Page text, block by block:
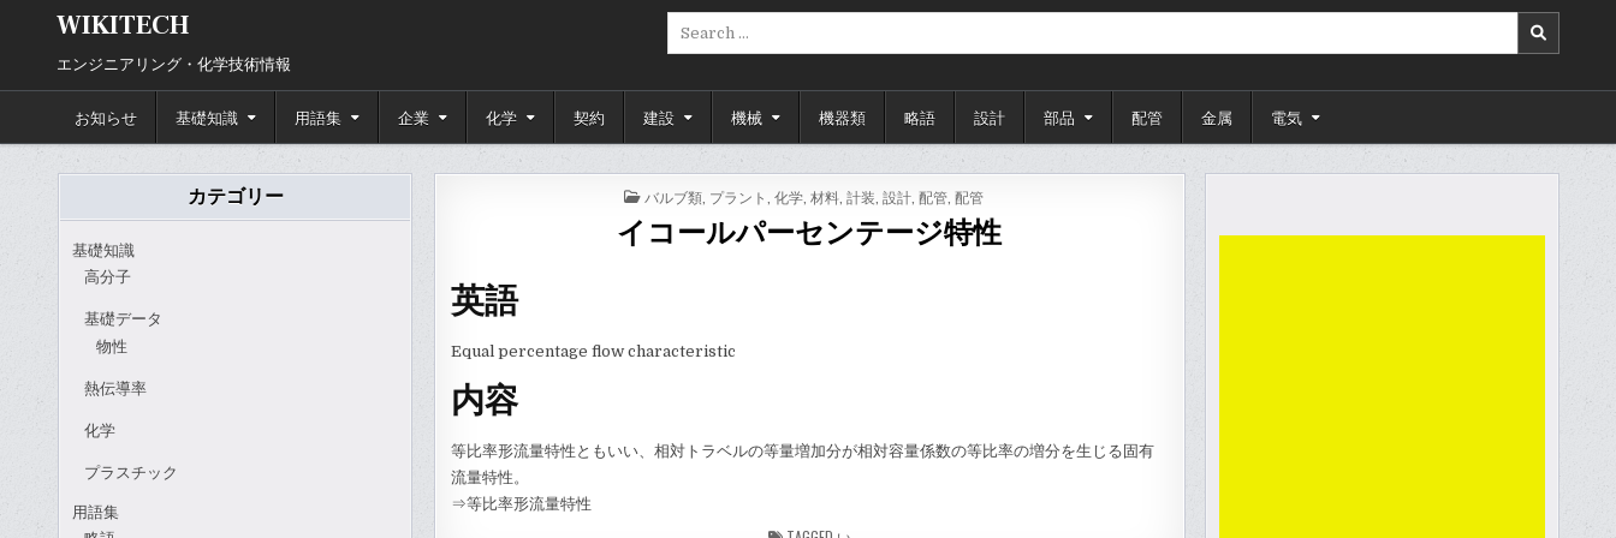
WIKITECH
エンジニアリング・化学技術情報
お知らせ 基礎知識 用語集 企業 化学 契約 建設 機械 機器類 略語 設計 部品 配管 金属 電気
カテゴリー
基礎知識
高分子
基礎データ
物性
熱伝導率
化学
プラスチック
用語集
POSTED
IN
バルブ類, プラント 化学, 材料, 計装 設計, 配管, 配管
イコールパーセンテージ特性
英語
Equal percentage flow characteristic
内容
等比率形流量特性ともいい、相対トラベルの等量増加分が相対容量係数の等比率の増分を生じる固有
流量特性。
⇒等比率形流量特性